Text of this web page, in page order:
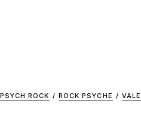
PSYCH ROCK / ROCK PSYCHE /